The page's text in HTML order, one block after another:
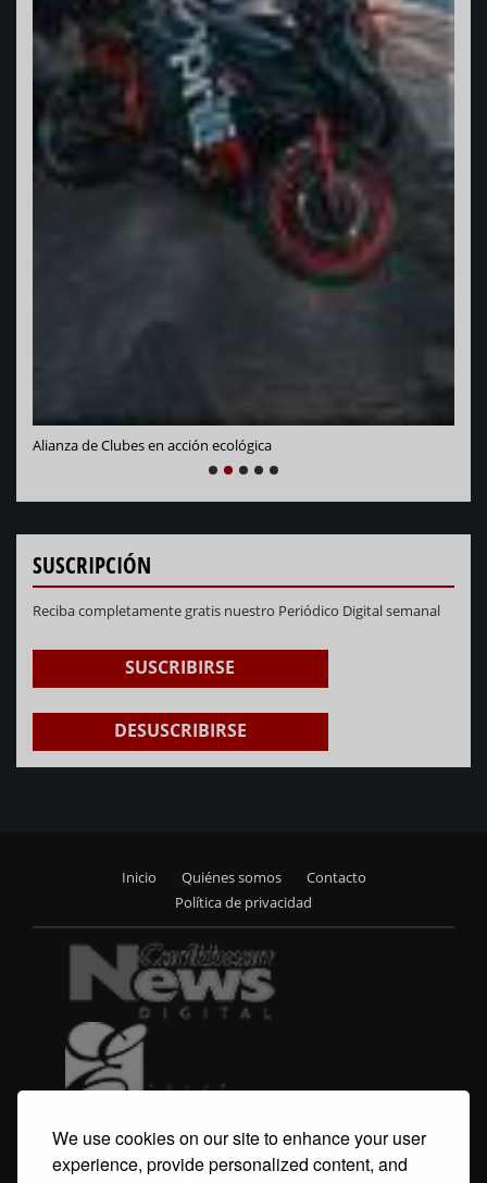
We use cookies on our site to enhance your user
experience, provide personalized content, and
Alianza de Clubes en acción ecológica
PREVIOUS
SUSCRIPCIÓN
Reciba completamente gratis nuestro Periódico Digital semanal
SUSCRIBIRSE
DESUSCRIBIRSE
menu
Inicio Quiénes somos
Contacto
Política de privacidad